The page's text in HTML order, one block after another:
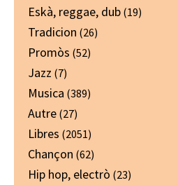
Eskà, reggae, dub (19)
Tradicion (26)
Promòs (52)
Jazz (7)
Musica (389)
Autre (27)
Libres (2051)
Chançon (62)
Hip hop, electrò (23)